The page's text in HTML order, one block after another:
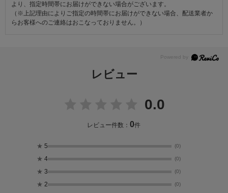
より、指定時間帯にお届けができない場合がございます。
（※上記理由によりご指定の時間帯にお届けができない場合、配送業者か
らお客様へのご連絡はおこなっておりません。）
レビュー
0.0
レビュー件数：0件
★ 5 (0)
★ 4 (0)
★ 3 (0)
★ 2 (0)